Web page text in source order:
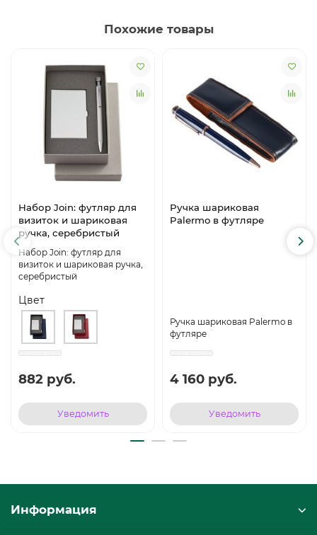
Похожие товары
Набор Join: футляр для
визиток и шариковая
ручка, серебристый
Набор Join: футляр для
визиток и шариковая ручка,
серебристый
Цвет
882 руб.
Уведомить
Ручка шариковая
Palermo в футляре
Ручка шариковая Palermo в
футляре
4 160 руб.
Уведомить
Информация